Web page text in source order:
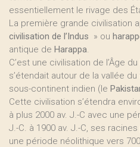
essentiellement le rivage des
La première grande civilisation
civilisation de l’Indus » ou
antique de Harappa.
C’est une civilisation de l’Âge
s’étendait autour de la vallée du
sous-continent indien (le
Cette civilisation s’étendra
à plus 2000 av. J.-C avec une
J.-C. à 1900 av. J.-C, ses
une période néolithique vers